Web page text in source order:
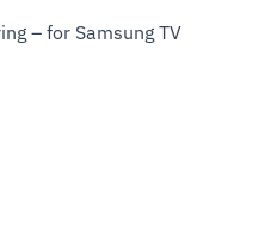
– for Samsung TV